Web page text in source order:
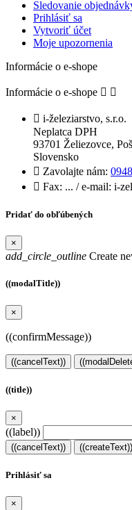
Sledovanie
Prihlásiť sa
Vytvoriť účet
Moje upozornenia
Informácie o e-shope
Informácie o e-shope  
 i-železiarstvo, s.r.o.
Neplatca DPH
93701 Želiezovce,
Slovensko
 Zavolajte nám:
 Fax: ... / e-mail: i-
Pridať do obľúbených
×
add_circle_outline Create
((modalTitle))
×
((confirmMessage))
((cancelText))
((title))
×
((label))
((cancelText)) ((createText))
Prihlásiť sa
×